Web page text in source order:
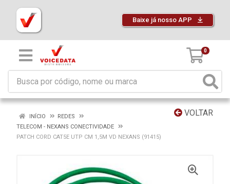
Baixe já nosso APP
0
VOLTAR
INÍCIO
REDES
TELECOM - NEXANS CONECTIVIDADE
PATCH CORD CAT5E UTP CM 1,5M VD NEXANS (91415)